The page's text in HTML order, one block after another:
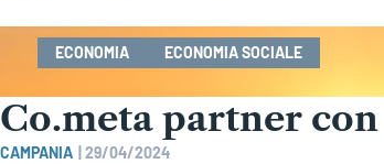
ECONOMIA ECONOMIA SOCIALE
Co.meta partner
CAMPANIA 29/04/2024